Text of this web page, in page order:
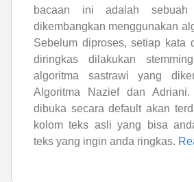
bacaan ini adalah sebuah
dikembangkan menggunakan
Sebelum diproses, setiap kata
diringkas dilakukan
algoritma sastrawi yang
Algoritma Nazief dan
dibuka secara default akan
kolom teks asli yang bisa
teks yang ingin anda ringkas.